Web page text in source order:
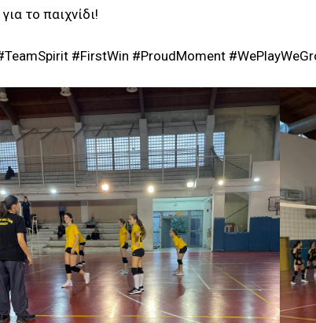
το παιχνίδι!
#FirstWin #ProudMoment